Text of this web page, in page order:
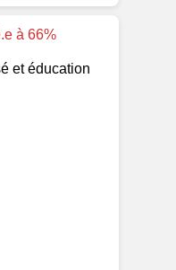
à 66%
et éducation